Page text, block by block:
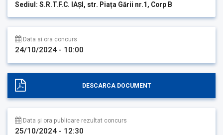
Sediul: S.R.T.F.C. IAȘI, str. Piața Gării nr.1, Corp B
Data si ora concurs
24/10/2024 - 10:00
DESCARCA DOCUMENT
Data și ora publicare rezultat concurs
25/10/2024 - 12:30